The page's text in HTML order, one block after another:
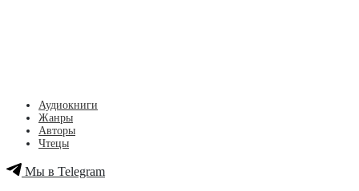
Аудиокниги
Жанры
Авторы
Чтецы
Мы в Telegram